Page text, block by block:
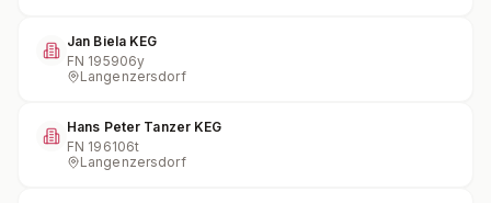
Jan Biela KEG
FN 195906y
Langenzersdorf
Hans Peter Tanzer KEG
FN 196106t
Langenzersdorf